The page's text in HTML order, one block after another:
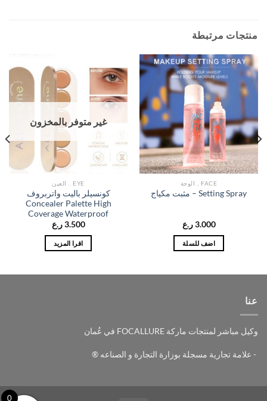
منتجات مرتبطة
FACE .. الوجة
Setting Spray – مثبت مكياج
3.000 ر.ع
اضف للسلة
غير متوفر بالمخزون
EYE .. العين
كونسيلر باليت واتربروف
Concealer Palette High
Coverage Waterproof
3.500 ر.ع
اقرا المزيد
عنا
وكيل مباشر لمنتجات ماركة FOCALLURE في عُمان
- علامة تجارية مسجلة بوزارة التجارة و الصناعه ®
0